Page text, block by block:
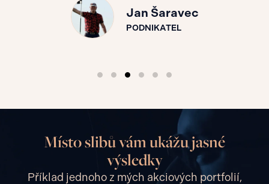
Jan Šaravec
PODNIKATEL
Místo slibů vám ukážu jasné
výsledky
Příklad jednoho z mých akciových portfolií,